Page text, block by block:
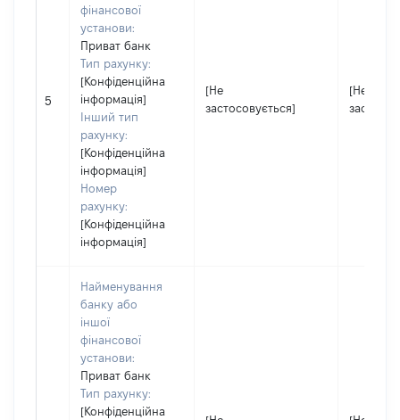
5
фінансової
установи:
Приват банк
Тип рахунку:
[Конфіденційна
інформація]
Інший тип
рахунку:
[Конфіденційна
інформація]
Номер
рахунку:
[Конфіденційна
інформація]
[Не
застосовується]
[Не
Найменування
банку або
іншої
фінансової
установи:
Приват банк
Тип рахунку:
[Конфіденційна